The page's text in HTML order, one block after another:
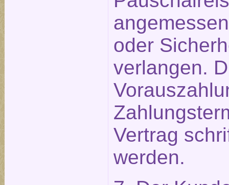
oder
verlangen.
Vertrag
werden.